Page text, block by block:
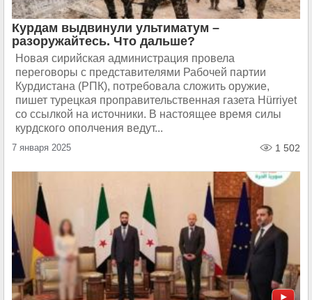
Курдам выдвинули ультиматум –
разоружайтесь. Что дальше?
Новая сирийская администрация провела
переговоры с представителями Рабочей партии
Курдистана (РПК), потребовала сложить оружие,
пишет турецкая проправительственная газета Hürriyet
со ссылкой на источники. В настоящее время силы
курдского ополчения ведут...
7 января 2025 1 502